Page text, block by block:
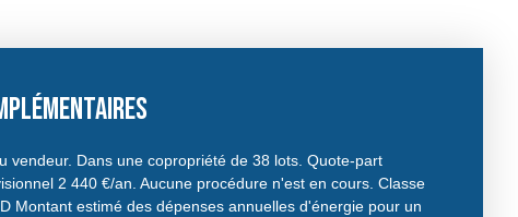
vendeur. Dans une copropriété de 38 lots. Quote-part
2 440 €/an. Aucune procédure n'est en cours. Classe
Montant estimé des dépenses annuelles d'énergie pour un